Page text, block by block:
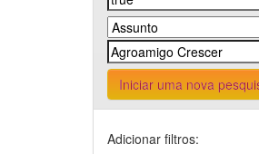
Iniciar uma nova
Adicionar filtros: